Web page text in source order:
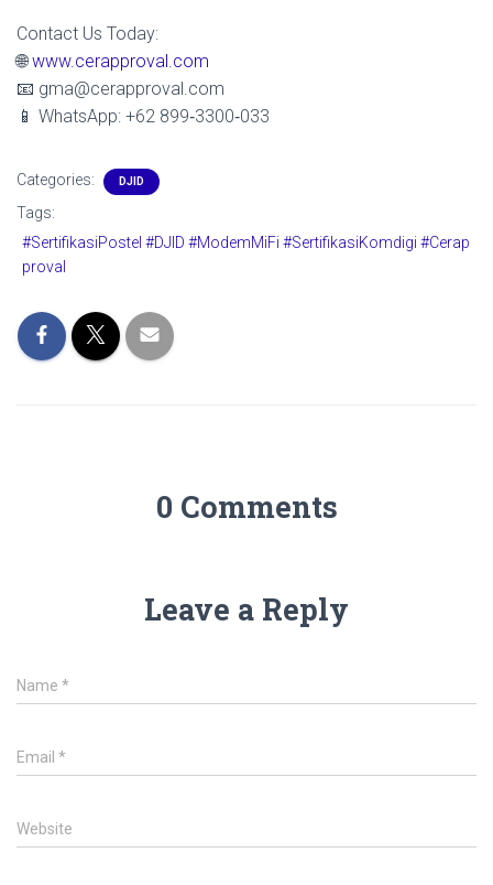
Contact Us Today:
🌐www.cerapproval.com
📧 gma@cerapproval.com
📱 WhatsApp: +62 899‑3300‑033
Categories: DJID
Tags:
#SertifikasiPostel #DJID #ModemMiFi #SertifikasiKomdigi #Cerap
proval
0 Comments
Leave a Reply
Name *
Email *
Website